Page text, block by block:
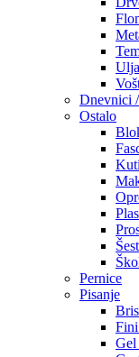
Dnevnici
Ostalo
Pernice
Pisanje
Gel